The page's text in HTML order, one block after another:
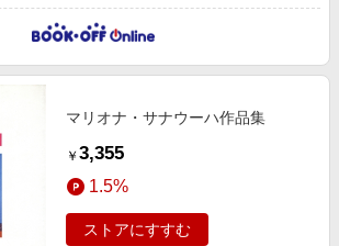
マリオナ・サナウーハ作品集
￥ 3,355
1.5%
ストアにすすむ